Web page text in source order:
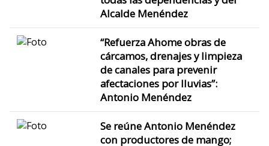
Alcalde Menéndez
“Refuerza Ahome obras de
cárcamos, drenajes y limpieza
de canales para prevenir
afectaciones por lluvias”:
Antonio Menéndez
Se reúne Antonio Menéndez
con productores de mango;